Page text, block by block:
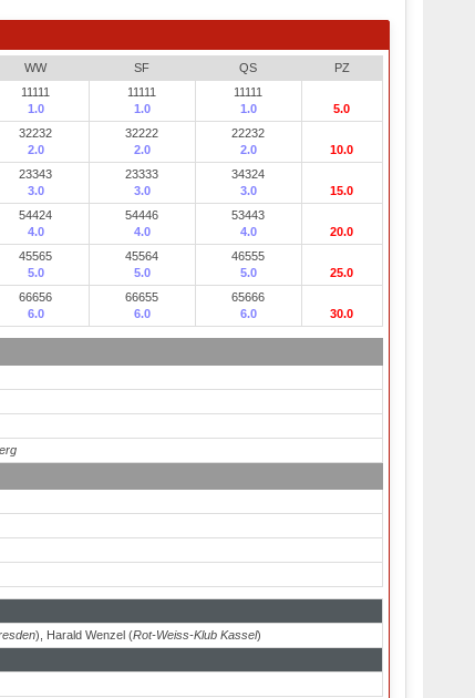
WW SF QS
PZ
11111
1.0
11111
1.0
11111
1.0
5.0
32232
2.0
32222
2.0
22232
2.0
10.0
23343
3.0
23333
3.0
34324
3.0
15.0
54424
4.0
54446
4.0
53443
4.0
20.0
45565
5.0
45564
5.0
46555
5.0
25.0
66656
6.0
66655
6.0
65666
6.0
30.0
), Harald Wenzel (Rot-Weiss-Klub Kassel)